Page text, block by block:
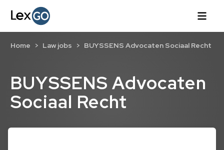
BUYSSENS Advocaten
Sociaal Recht
Home Law jobs BUYSSENS Advocaten Sociaal Recht